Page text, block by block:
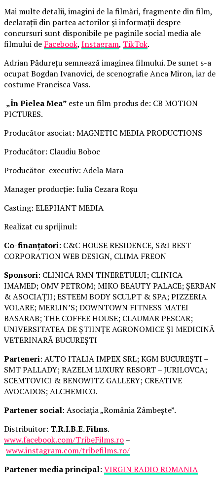
Mai multe detalii, imagini de la filmări, fragmente din film,
declarații din partea actorilor și informații despre
concursuri sunt disponibile pe paginile social media ale
filmului de Facebook, Instagram, TikTok.
Adrian Pădurețu semnează imaginea filmului. De sunet s-a
ocupat Bogdan Ivanovici, de scenografie Anca Miron, iar de
costume Francisca Vass.
„În Pielea Mea” este un film produs de: CB MOTION
PICTURES.
Producător asociat: MAGNETIC MEDIA PRODUCTIONS
Producător: Claudiu Boboc
Producător executiv: Adela Mara
Manager producție: Iulia Cezara Roșu
Casting: ELEPHANT MEDIA
Realizat cu sprijinul:
Co-finanțatori: C&C HOUSE RESIDENCE, S&I BEST
CORPORATION WEB DESIGN, CLIMA FREON
Sponsori: CLINICA RMN TINERETULUI; CLINICA
IMAMED; OMV PETROM; MIKO BEAUTY PALACE; ȘERBAN
& ASOCIAȚII; ESTEEM BODY SCULPT & SPA; PIZZERIA
VOLARE; MERLIN’S; DOWNTOWN FITNESS MATEI
BASARAB; THE COFFEE HOUSE; CLAUMAR PESCAR;
UNIVERSITATEA DE ȘTIINȚE AGRONOMICE ȘI MEDICINĂ
VETERINARĂ BUCUREȘTI
Parteneri: AUTO ITALIA IMPEX SRL; KGM BUCUREȘTI –
SMT PALLADY; RAZELM LUXURY RESORT – JURILOVCA;
SCEMTOVICI & BENOWITZ GALLERY; CREATIVE
AVOCADOS; ALCHEMICO.
Partener social: Asociația „România Zâmbește”.
Distribuitor: T.R.I.B.E. Films.
www.facebook.com/TribeFilms.ro–
www.instagram.com/tribefilms.ro/
Partener media principal: VIRGIN RADIO ROMANIA